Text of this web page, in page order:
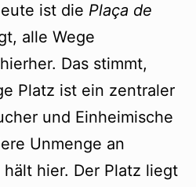
ist die Plaça de
alle Wege
Das stimmt,
Platz ist ein zentraler
und Einheimische
Unmenge an
hier. Der Platz liegt